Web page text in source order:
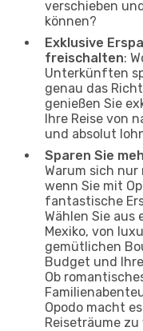
verschieben
können?
Exklusive
freischalten:
Unterkünften
genau das
genießen Sie
Ihre Reise von
und absolut
Sparen Sie
Warum sich
wenn Sie mit
fantastische
Wählen Sie aus
Mexiko, von
gemütlichen
Budget und
Ob
Opodo macht
Reiseträume